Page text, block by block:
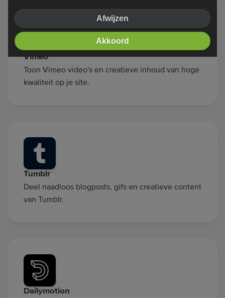
Vimeo
Toon Vimeo video's en creatieve inhoud van hoge
kwaliteit op je site.
Tumblr
Deel naadloos blogposts, gifs en creatieve content
van Tumblr.
Dailymotion
Afwijzen
Akkoord